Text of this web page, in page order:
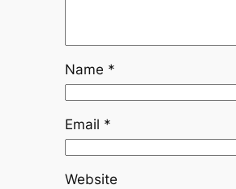
Name *
Email *
Website